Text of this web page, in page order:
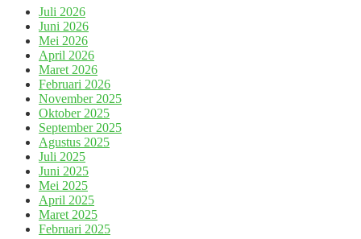
Juli 2026
Juni 2026
Mei 2026
April 2026
Maret 2026
Februari 2026
November 2025
Oktober 2025
September 2025
Agustus 2025
Juli 2025
Juni 2025
Mei 2025
April 2025
Maret 2025
Februari 2025